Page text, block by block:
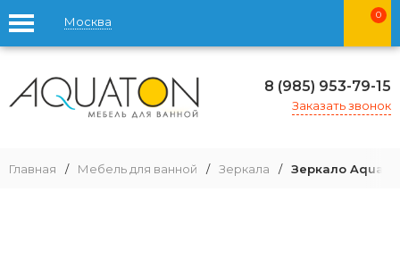
Москва 0
8 (985) 953-79-15
Заказать звонок
Главная / Мебель для ванной / Зеркала / Зеркало